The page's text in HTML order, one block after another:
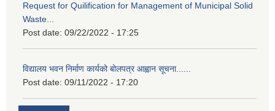
Request for Quilification for Management of Municipal Solid
Waste...
Post date: 09/22/2022 - 17:25
विद्यालय भवन निर्माण कार्यको बोलपत्र आह्वान सूचना......
Post date: 09/11/2022 - 17:20